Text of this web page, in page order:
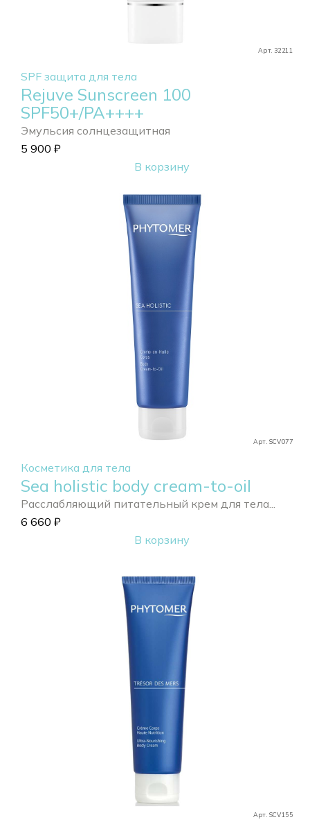
Арт. 32211
SPF защита для тела
Rejuve Sunscreen 100
SPF50+/PA++++
Эмульсия солнцезащитная
5 900 ₽
В корзину
Арт. SCV077
Косметика для тела
Sea holistic body cream-to-oil
Расслабляющий питательный крем для тела...
6 660 ₽
В корзину
Арт. SCV155